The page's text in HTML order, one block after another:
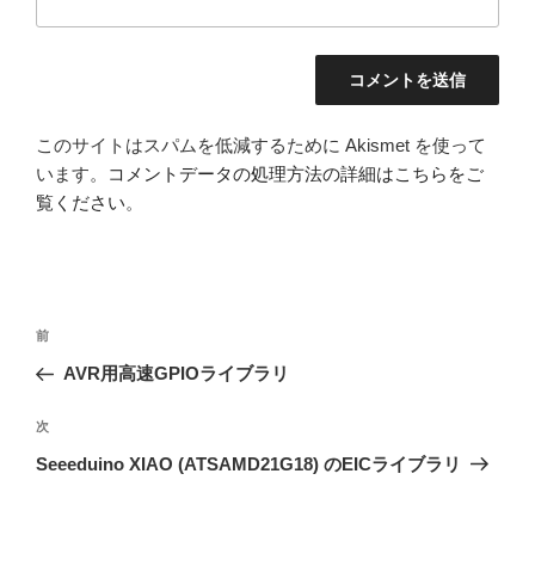
このサイトはスパムを低減するために Akismet を使って
います。
コメントデータの処理方法の詳細はこちらをご
覧ください。
投
ナ
ビ
ゲ
前
の
稿
前
AVR用高速GPIOライブラリ
次
の
次
Seeeduino XIAO (ATSAMD21G18) のEICライブラリ